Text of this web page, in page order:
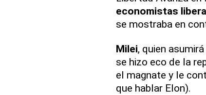
economistas
se mostraba en
Milei, quien
se hizo eco de la
el magnate y le
que hablar Elon).